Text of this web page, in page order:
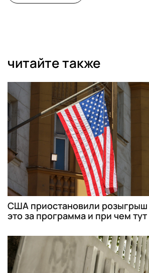
читайте также
США приостановили розыгрыш
это за программа и при чем